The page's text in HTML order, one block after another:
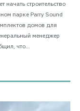
начать строительство
парке Parry Sound
домов для
менеджер
что...